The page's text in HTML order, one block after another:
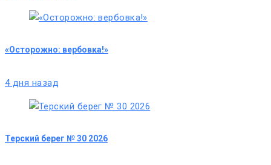
«Осторожно: вербовка!»
4 дня назад
Терский берег № 30 2026